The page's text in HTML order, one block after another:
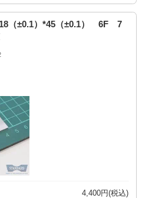
（±0.1）*45（±0.1） 6F 7
4,400円(税込)